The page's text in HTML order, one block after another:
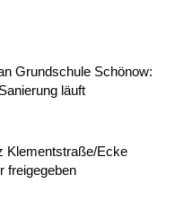
Grundschule Schönow:
läuft
Klementstraße/Ecke
freigegeben